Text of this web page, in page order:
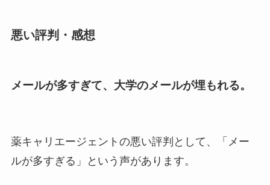
悪い評判・感想
メールが多すぎて、大学のメールが埋もれる。
薬キャリエージェントの悪い評判として、「メー
ルが多すぎる」という声があります。